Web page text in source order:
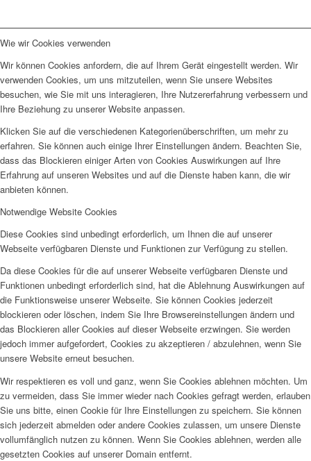
Wie wir Cookies verwenden
Wir können Cookies anfordern, die auf Ihrem Gerät eingestellt werden. Wir
verwenden Cookies, um uns mitzuteilen, wenn Sie unsere Websites
besuchen, wie Sie mit uns interagieren, Ihre Nutzererfahrung verbessern und
Ihre Beziehung zu unserer Website anpassen.
Klicken Sie auf die verschiedenen Kategorienüberschriften, um mehr zu
erfahren. Sie können auch einige Ihrer Einstellungen ändern. Beachten Sie,
dass das Blockieren einiger Arten von Cookies Auswirkungen auf Ihre
Erfahrung auf unseren Websites und auf die Dienste haben kann, die wir
anbieten können.
Notwendige Website Cookies
Diese Cookies sind unbedingt erforderlich, um Ihnen die auf unserer
Webseite verfügbaren Dienste und Funktionen zur Verfügung zu stellen.
Da diese Cookies für die auf unserer Webseite verfügbaren Dienste und
Funktionen unbedingt erforderlich sind, hat die Ablehnung Auswirkungen auf
die Funktionsweise unserer Webseite. Sie können Cookies jederzeit
blockieren oder löschen, indem Sie Ihre Browsereinstellungen ändern und
das Blockieren aller Cookies auf dieser Webseite erzwingen. Sie werden
jedoch immer aufgefordert, Cookies zu akzeptieren / abzulehnen, wenn Sie
unsere Website erneut besuchen.
Wir respektieren es voll und ganz, wenn Sie Cookies ablehnen möchten. Um
zu vermeiden, dass Sie immer wieder nach Cookies gefragt werden, erlauben
Sie uns bitte, einen Cookie für Ihre Einstellungen zu speichern. Sie können
sich jederzeit abmelden oder andere Cookies zulassen, um unsere Dienste
vollumfänglich nutzen zu können. Wenn Sie Cookies ablehnen, werden alle
gesetzten Cookies auf unserer Domain entfernt.